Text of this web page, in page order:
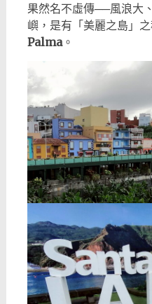
果然名不虛傳──風浪大
嶼，是有「美麗之島」
Palma。